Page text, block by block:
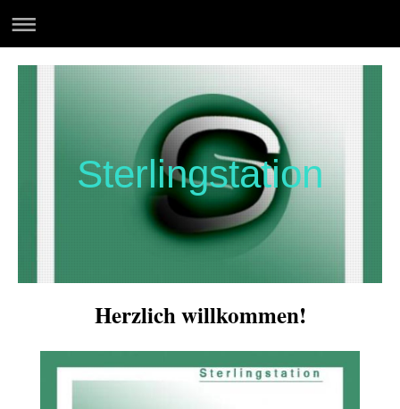
Sterlingstation
Herzlich willkommen!